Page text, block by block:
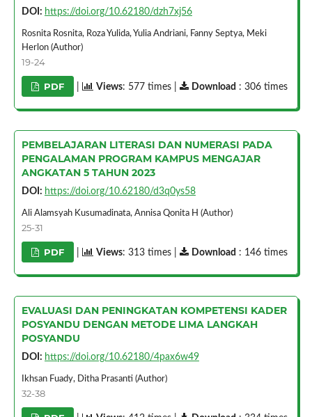
DOI: https://doi.org/10.62180/dzh7xj56
Rosnita Rosnita, Roza Yulida, Yulia Andriani, Fanny Septya, Meki
Herlon (Author)
19-24
PDF Views: 577 times | Download : 306 times
PEMBELAJARAN LITERASI DAN NUMERASI PADA
PENGALAMAN PROGRAM KAMPUS MENGAJAR
ANGKATAN 5 TAHUN 2023
DOI: https://doi.org/10.62180/d3q0ys58
Ali Alamsyah Kusumadinata, Annisa Qonita H (Author)
25-31
PDF Views: 313 times | Download : 146 times
EVALUASI DAN PENINGKATAN KOMPETENSI KADER
POSYANDU DENGAN METODE LIMA LANGKAH
POSYANDU
DOI: https://doi.org/10.62180/4pax6w49
Ikhsan Fuady, Ditha Prasanti (Author)
32-38